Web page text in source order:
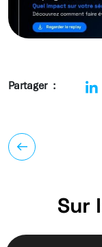
Partager
Sur